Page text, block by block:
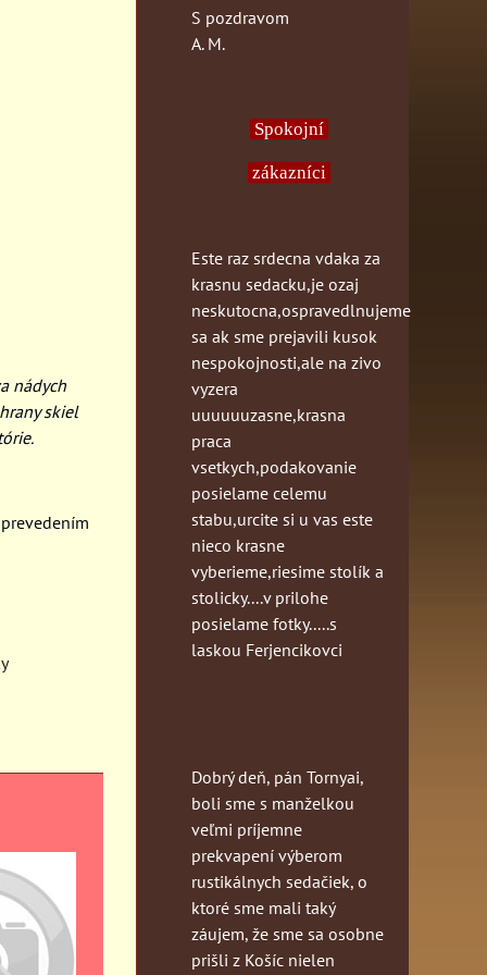
nádych
skiel
S pozdravom
A. M.
Spokojní
zákazníci
Este raz srdecna vdaka za
krasnu sedacku,je ozaj
neskutocna,ospravedlnujeme
sa ak sme prejavili kusok
nespokojnosti,ale na zivo
vyzera
uuuuuuzasne,krasna
praca
vsetkych,podakovanie
posielame celemu
stabu,urcite si u vas este
nieco krasne
vyberieme,riesime stolík a
stolicky....v prilohe
posielame fotky.....s
laskou Ferjencikovci
Dobrý deň, pán Tornyai,
boli sme s manželkou
veľmi príjemne
prekvapení výberom
rustikálnych sedačiek, o
ktoré sme mali taký
záujem, že sme sa osobne
prišli z Košíc nielen